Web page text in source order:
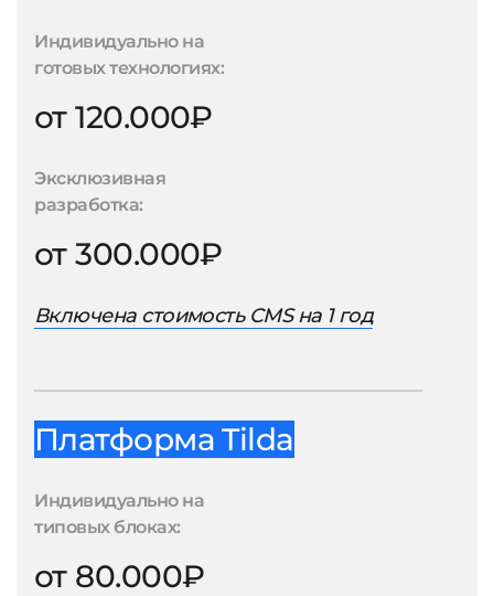
Индивидуально на
готовых технологиях:
от 120.000₽
Эксклюзивная
разработка:
от 300.000₽
Включена стоимость CMS на 1 год
Платформа Tilda
Индивидуально на
типовых блоках:
от 80.000₽